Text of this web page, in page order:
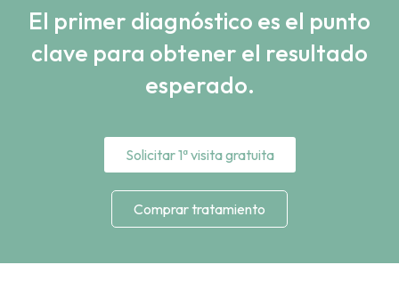
El primer diagnóstico es el punto
clave para obtener el resultado
esperado.
Solicitar 1ª visita gratuita
Comprar tratamiento